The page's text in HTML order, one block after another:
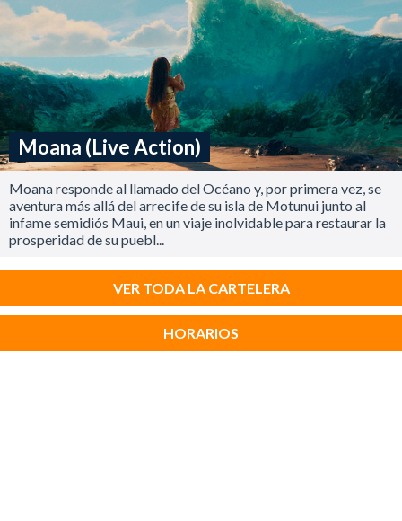
Moana (Live Action)
Moana responde al llamado del Océano y, por primera vez, se
aventura más allá del arrecife de su isla de Motunui junto al
infame semidiós Maui, en un viaje inolvidable para restaurar la
prosperidad de su puebl...
VER TODA LA CARTELERA
HORARIOS